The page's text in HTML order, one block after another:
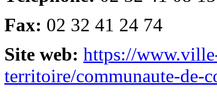
Fax: 02 32 41 24 74
Site web: https://
territoire/communaute-de-